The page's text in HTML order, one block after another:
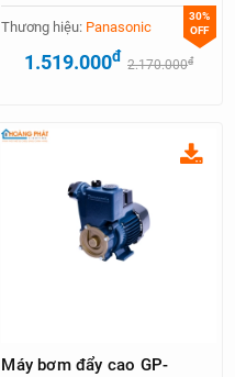
30%
OFF
Thương hiệu: Panasonic
1.519.000đ 2.170.000đ
Máy bơm đẩy cao GP-